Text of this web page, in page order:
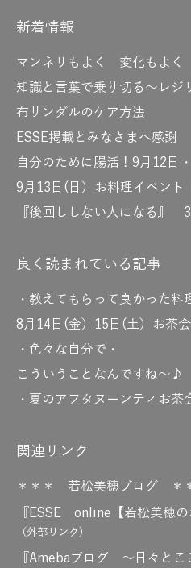
新着情報
マンネリもよく 変化もよく
知識と言葉で乗り切る～レジ
布サンダルのケア方法
ESSE掲載とみなさまへ感謝
自分のために腸活！9月12日
9月13日(日）お料理イベント
『後回ししない人になる』
良く読まれている記事
・教えてもらって良かった料
8月14日(金）15日(土）お茶会
・色々な自分で・
こういうことなんですね～♪
・夏のアフタヌーンティお茶
関連リンク
＊＊＊ 若松美穂ブログ ＊
『ESSE online【若松美穂の
（外部リンク）
『Amebaブログ ～日々とこ